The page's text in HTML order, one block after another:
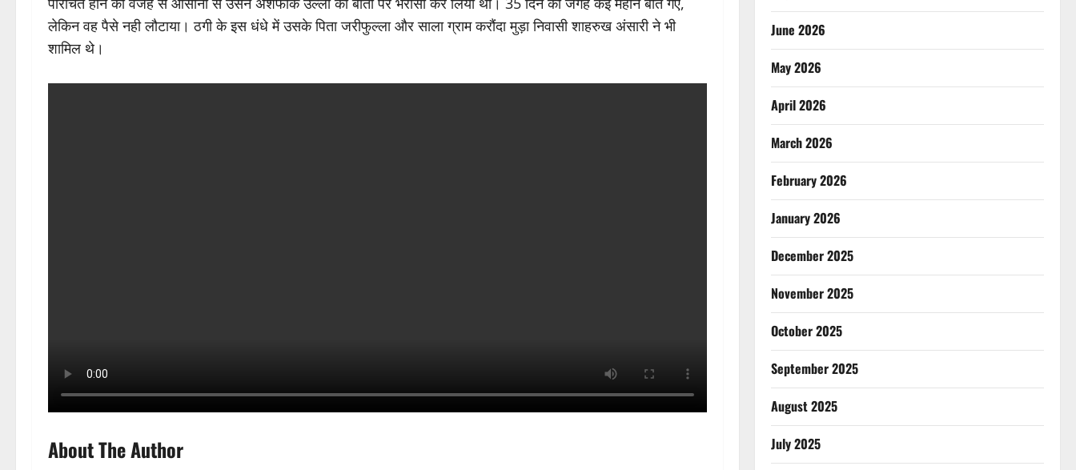
लेकिन वह पैसे नही लौटाया। ठगी के इस धंधे में उसके पिता जरीफुल्ला और साला ग्राम करौंदा मुड़ा निवासी शाहरुख अंसारी ने भी
शामिल थे।
About The Author
June 2026
May 2026
April 2026
March 2026
February 2026
January 2026
December 2025
November 2025
October 2025
September 2025
August 2025
July 2025